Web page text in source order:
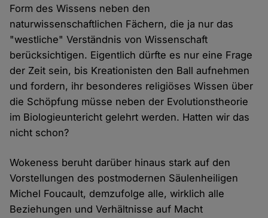
Form des Wissens neben den
naturwissenschaftlichen Fächern, die ja nur das
"westliche" Verständnis von Wissenschaft
berücksichtigen. Eigentlich dürfte es nur eine Frage
der Zeit sein, bis Kreationisten den Ball aufnehmen
und fordern, ihr besonderes religiöses Wissen über
die Schöpfung müsse neben der Evolutionstheorie
im Biologieuntericht gelehrt werden. Hatten wir das
nicht schon?
Wokeness beruht darüber hinaus stark auf den
Vorstellungen des postmodernen Säulenheiligen
Michel Foucault, demzufolge alle, wirklich alle
Beziehungen und Verhältnisse auf Macht